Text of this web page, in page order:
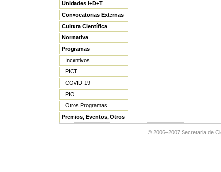
Unidades I+D+T
Convocatorias Externas
Cultura Científica
Normativa
Programas
Incentivos
PICT
COVID-19
PIO
Otros Programas
Premios, Eventos, Otros
© 2006–2007 Secretaria de